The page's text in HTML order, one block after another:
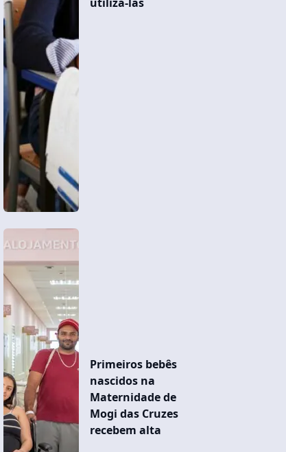
Primeiros bebês
nascidos na
Maternidade de
Mogi das Cruzes
recebem alta